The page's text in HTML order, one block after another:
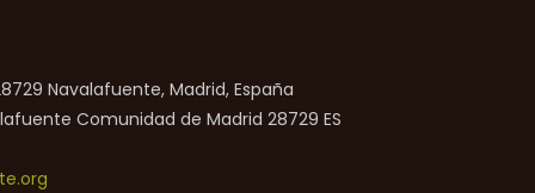
Navalafuente, Madrid, España
Comunidad de Madrid 28729 ES